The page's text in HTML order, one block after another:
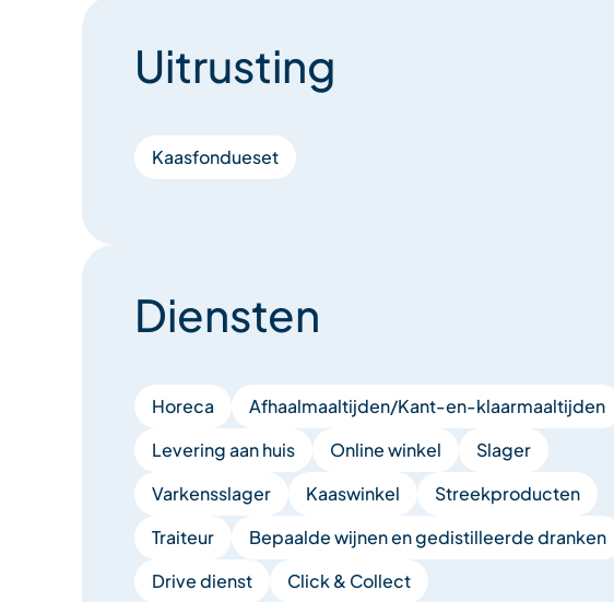
Uitrusting
Kaasfondueset
Diensten
Horeca
Afhaalmaaltijden/Kant-en-klaarmaaltijden
Levering aan huis
Online winkel
Slager
Varkensslager
Kaaswinkel
Streekproducten
Traiteur
Bepaalde wĳnen en gedistilleerde dranken
Drive dienst
Click & Collect